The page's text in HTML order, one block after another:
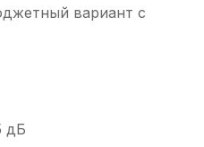
вариант с
дБ